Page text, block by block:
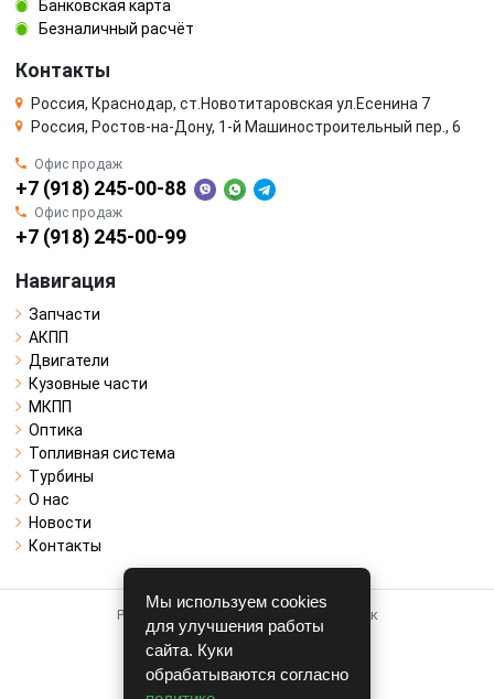
Банковская карта
Безналичный расчёт
Контакты
Россия, Краснодар, ст.Новотитаровская ул.Есенина 7
Россия, Ростов-на-Дону, 1-й Машиностроительный пер., 6
Офис продаж
+7 (918) 245-00-88
Офис продаж
+7 (918) 245-00-99
Навигация
Запчасти
АКПП
Двигатели
Кузовные части
МКПП
Оптика
Топливная система
Турбины
О нас
Новости
Контакты
Работает на системе для авторазборок
CARRO.БИЗНЕС
Полная версия
Мы используем cookies
для улучшения работы
сайта. Куки
обрабатываются согласно